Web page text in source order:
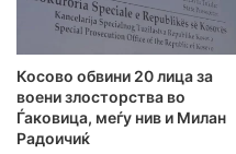
Косово обвини 20 лица за
воени злосторства во
Ѓаковица, меѓу нив и Милан
Радоичиќ